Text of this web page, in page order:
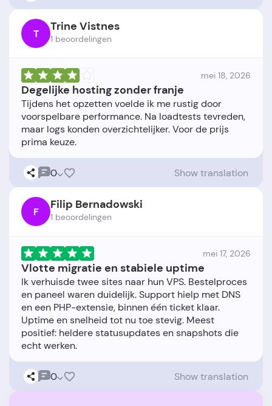
T Trine Vistnes
1 beoordelingen
mei 18, 2026
Degelijke hosting zonder franje
Tijdens het opzetten voelde ik me rustig door
voorspelbare performance. Na loadtests tevreden,
maar logs konden overzichtelijker. Voor de prijs
0 Show translation
F Filip Bernadowski
1 beoordelingen
mei 17, 2026
Vlotte migratie en stabiele uptime
Ik verhuisde twee sites naar hun VPS. Bestelproces
en paneel waren duidelijk. Support hielp met DNS
en een PHP-extensie, binnen één ticket klaar.
Uptime en snelheid tot nu toe stevig. Meest
positief: heldere statusupdates en snapshots die
0 Show translation